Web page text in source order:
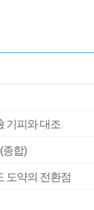
기피와 대조
종합)
도약의 전환점